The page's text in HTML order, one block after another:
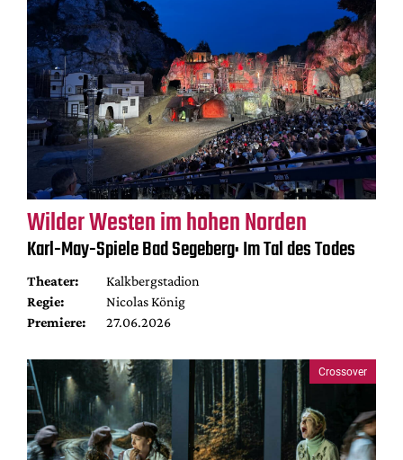
Wilder Westen im hohen Norden
Karl-May-Spiele Bad Segeberg: Im Tal des Todes
Theater:
Kalkbergstadion
Regie:
Nicolas König
Premiere:
27.06.2026
Crossover